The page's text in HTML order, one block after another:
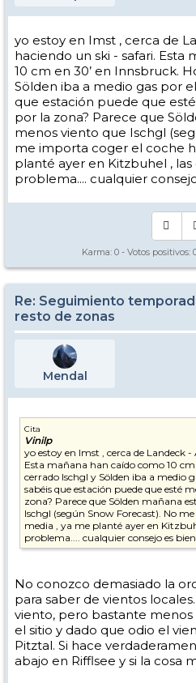
yo estoy en Imst , cerca de
haciendo un ski - safari. Esta
10 cm en 30’ en Innsbruck.
Sölden iba a medio gas por
que estación puede que
por la zona? Parece que
menos viento que Ischgl
me importa coger el coche
planté ayer en Kitzbuhel , las
problema.... cualquier
Karma: 0 - Votos positivos:
Re: Seguimiento
resto de zonas
Mendal
Cita
Vinilp
yo estoy en Imst , cerca de Landeck
Esta mañana han caído como 10
cerrado Ischgl y Sölden iba a medio
sabéis que estación puede que esté
zona? Parece que Sölden mañana
Ischgl (según Snow Forecast). No
media , ya me planté ayer en
problema.... cualquier consejo es
No conozco demasiado la
para saber de vientos
viento, pero bastante menos
el sitio y dado que odio el
Pitztal. Si hace
abajo en Rifflsee y si la cosa